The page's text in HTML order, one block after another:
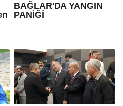
BAĞLAR'DA YANGIN
PANİĞİ